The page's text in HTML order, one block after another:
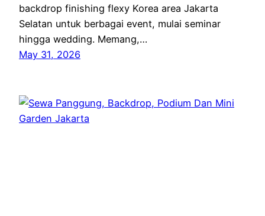
backdrop finishing flexy Korea area Jakarta
Selatan untuk berbagai event, mulai seminar
hingga wedding. Memang,…
May 31, 2026